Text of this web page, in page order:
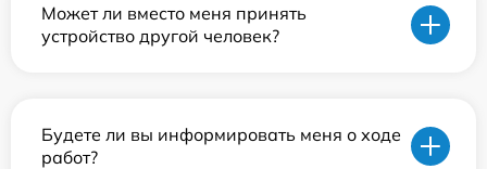
Может ли вместо меня принять
устройство другой человек?
Будете ли вы информировать меня о ходе
работ?